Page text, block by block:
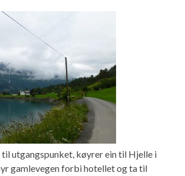
til utgangspunket, køyrer ein til Hjelle i
gamlevegen forbi hotellet og ta til